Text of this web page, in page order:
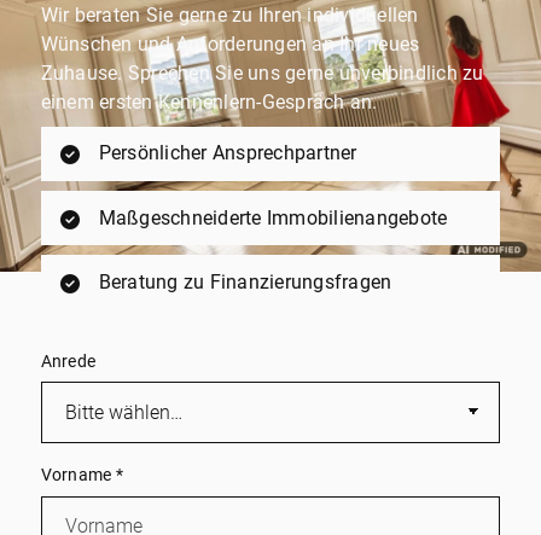
Wir beraten Sie gerne zu Ihren individuellen
Wünschen und Anforderungen an Ihr neues
Zuhause. Sprechen Sie uns gerne unverbindlich zu
einem ersten Kennenlern-Gespräch an.
Persönlicher Ansprechpartner
Maßgeschneiderte Immobilienangebote
Beratung zu Finanzierungsfragen
Anrede
Vorname *